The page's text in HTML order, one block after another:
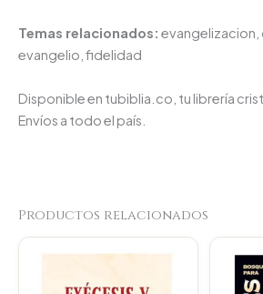
Temas relacionados:
evangelio, fidelidad
Disponible en tubiblia.co, tu librería
Envíos a todo el país.
Productos relacionados
$64.800.
Current